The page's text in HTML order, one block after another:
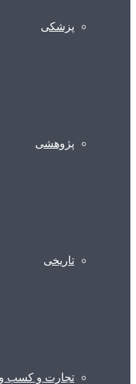
پزشکی
پژوهشی
تاریخی
تجارت و کسب و